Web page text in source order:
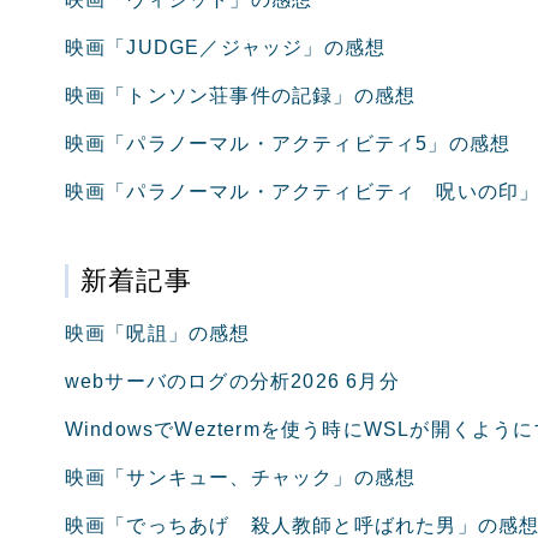
映画「JUDGE／ジャッジ」の感想
映画「トンソン荘事件の記録」の感想
映画「パラノーマル・アクティビティ5」の感想
映画「パラノーマル・アクティビティ 呪いの印
新着記事
映画「呪詛」の感想
webサーバのログの分析2026 6月分
WindowsでWeztermを使う時にWSLが開くように
映画「サンキュー、チャック」の感想
映画「でっちあげ 殺人教師と呼ばれた男」の感想